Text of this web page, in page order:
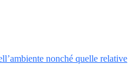
nonché quelle relative